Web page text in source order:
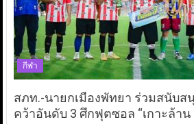
กีฬา
สภท.-นายกเมืองพัทยา ร่วมสนับส
คว้าอันดับ 3 ศึกฟุตซอล “เกาะล้าน